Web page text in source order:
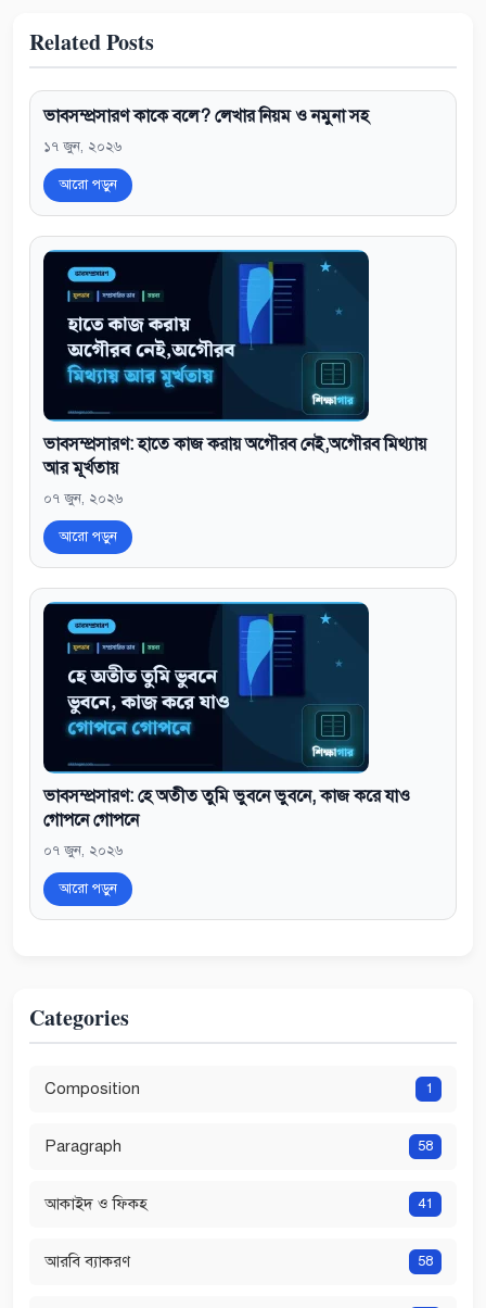
Related Posts
ভাবসম্প্রসারণ কাকে বলে? লেখার নিয়ম ও নমুনা সহ
১৭ জুন, ২০২৬
আরো পড়ুন
ভাবসম্প্রসারণ: হাতে কাজ করায় অগৌরব নেই,অগৌরব মিথ্যায়
আর মূর্খতায়
০৭ জুন, ২০২৬
আরো পড়ুন
ভাবসম্প্রসারণ: হে অতীত তুমি ভুবনে ভুবনে, কাজ করে যাও
গোপনে গোপনে
০৭ জুন, ২০২৬
আরো পড়ুন
Categories
Composition 1
Paragraph 58
আকাইদ ও ফিকহ 41
আরবি ব্যাকরণ 58